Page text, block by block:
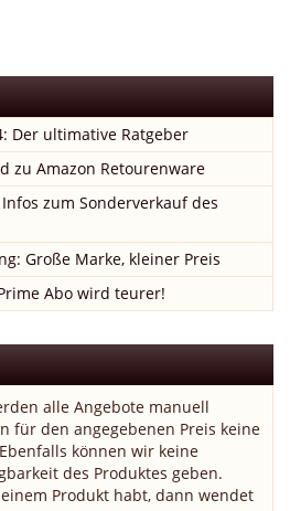
Der ultimative Ratgeber
zu Amazon Retourenware
zum Sonderverkauf des
Große Marke, kleiner Preis
Abo wird teurer!
alle Angebote manuell
für den angegebenen Preis keine
können wir keine
des Produktes geben.
Produkt habt, dann wendet